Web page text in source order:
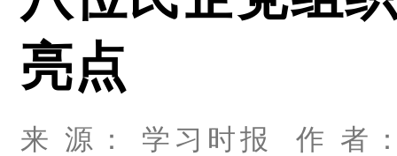
亮点
来 源： 学习时报 作